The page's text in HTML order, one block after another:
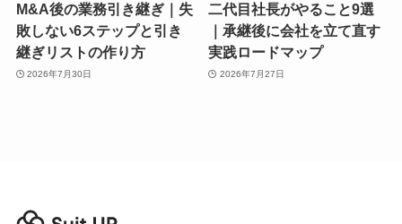
M&A後の業務引き継ぎ｜失
敗しない6ステップと引き
継ぎリストの作り方
2026年7月30日
二代目社長がやること9選
｜承継後に会社を立て直す
実践ロードマップ
2026年7月27日